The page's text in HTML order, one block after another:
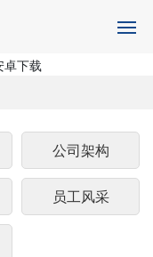
公司架构
员工风采